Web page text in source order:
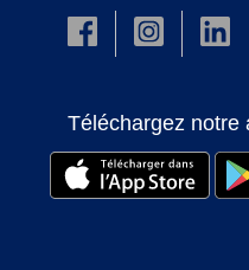
Téléchargez notre